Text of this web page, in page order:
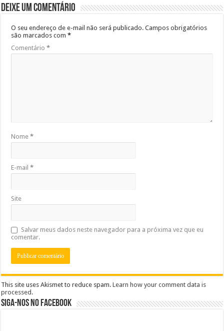
Deixe um comentário
O seu endereço de e-mail não será publicado. Campos obrigatórios
são marcados com*
Comentário*
Nome*
E-mail*
Site
Salvar meus dados neste navegador para a próxima vez que eu
comentar.
This site uses Akismet to reduce spam.Learn how your comment data is
processed .
Siga-nos no Facebook